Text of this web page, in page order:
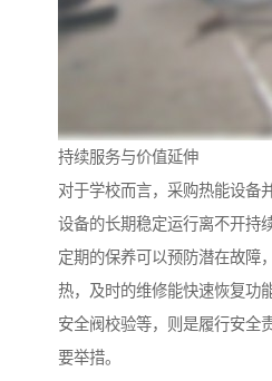
持续服务与价值延伸
对于学校而言，采购热能设备
设备的长期稳定运行离不开持
定期的保养可以预防潜在故障
热，及时的维修能快速恢复功
安全阀校验等，则是履行安全
要举措。